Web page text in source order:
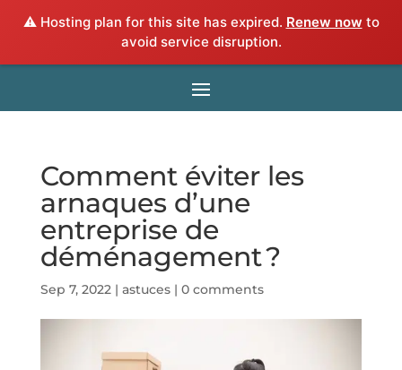
⚠️ Hosting plan for this site has expired. Renew now to
avoid service disruption.
Comment éviter les
arnaques d’une
entreprise de
déménagement ?
Sep 7, 2022| astuces| 0 comments